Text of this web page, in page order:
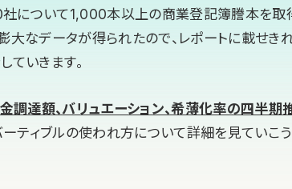
について1,000本以上の商業登記簿謄本を取
大なデータが得られたので、レポートに載せき
いきます。
調達額、バリュエーション、希薄化率の四半期
ーティブルの使われ方について詳細を見ていこう